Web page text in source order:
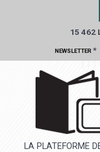
15 462
NEWSLETTER *
LA PLATEFORME